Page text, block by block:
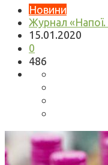
Новини
Журнал «Напої.
15.01.2020
0
486